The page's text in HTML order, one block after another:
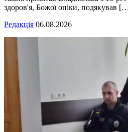
здоров'я, Божої опіки, подякував
Редакція 06.08.2026